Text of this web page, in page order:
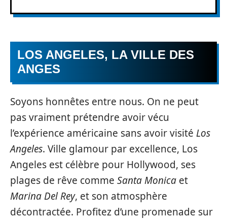
LOS ANGELES, LA VILLE DES
ANGES
Soyons honnêtes entre nous. On ne peut
pas vraiment prétendre avoir vécu
l’expérience américaine sans avoir visité Los
Angeles. Ville glamour par excellence, Los
Angeles est célèbre pour Hollywood, ses
plages de rêve comme Santa Monica et
Marina Del Rey, et son atmosphère
décontractée. Profitez d’une promenade sur